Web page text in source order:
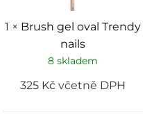
1 × Brush gel oval Trendy
nails
8 skladem
325 Kč včetně DPH